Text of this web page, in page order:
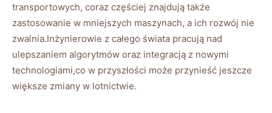
transportowych,⁣ coraz częściej znajdują także
zastosowanie w mniejszych maszynach, a ich rozwój nie
zwalnia.Inżynierowie z całego świata pracują nad
ulepszaniem algorytmów oraz integracją z nowymi
technologiami,co w przyszłości może przynieść jeszcze
większe zmiany w lotnictwie.